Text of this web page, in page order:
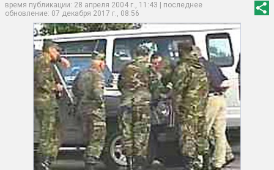
время публикации: 28 апреля 2004 г., 11:43 | последнее
обновление: 07 декабря 2017 г., 08:56